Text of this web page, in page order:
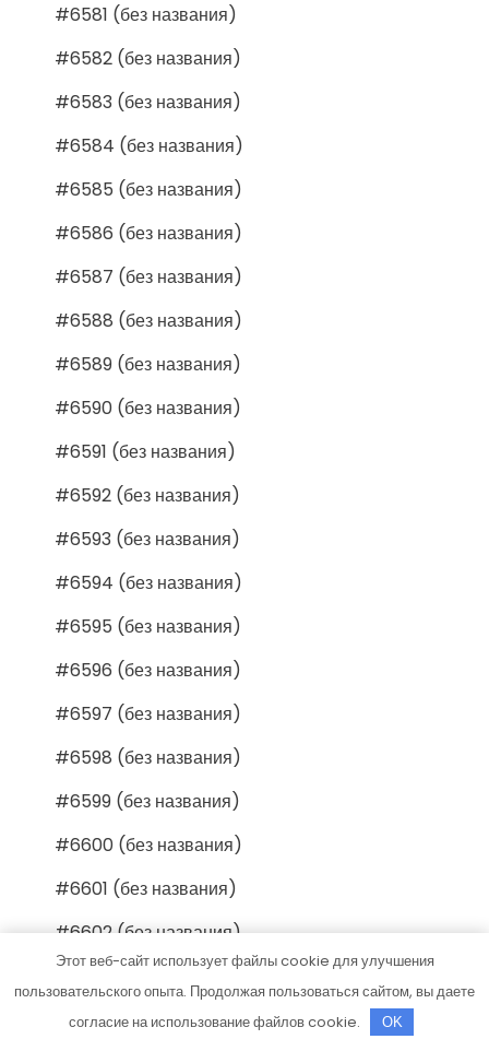
#6581 (без названия)
#6582 (без названия)
#6583 (без названия)
#6584 (без названия)
#6585 (без названия)
#6586 (без названия)
#6587 (без названия)
#6588 (без названия)
#6589 (без названия)
#6590 (без названия)
#6591 (без названия)
#6592 (без названия)
#6593 (без названия)
#6594 (без названия)
#6595 (без названия)
#6596 (без названия)
#6597 (без названия)
#6598 (без названия)
#6599 (без названия)
#6600 (без названия)
#6601 (без названия)
#6602 (без названия)
#6603 (без названия)
#6604 (без названия)
Этот веб-сайт использует файлы cookie для улучшения
пользовательского опыта. Продолжая пользоваться сайтом, вы даете
согласие на использование файлов cookie.
OK